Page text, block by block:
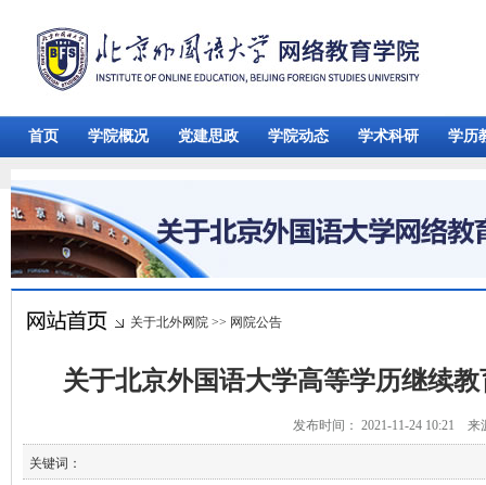
首页 学院概况 党建思政 学院动态 学术科研 学历
关于北外网院 >> 网院公告
关于北京外国语大学高等学历继续
发布时间： 2021-11-24 10:21
关键词：